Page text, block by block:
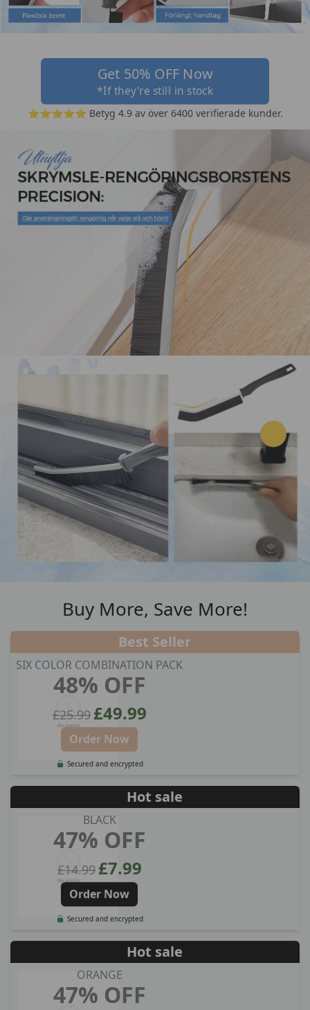
Get 50% OFF Now
*If they're still in stock
⭐⭐⭐⭐⭐ Betyg 4.9 av över 6400 verifierade kunder.
Buy More, Save More!
Best Seller
SIX COLOR COMBINATION PACK
48% OFF
£25.99 £49.99
Order Now
Secured and encrypted
Hot sale
BLACK
47% OFF
£14.99 £7.99
Order Now
Secured and encrypted
Hot sale
ORANGE
47% OFF